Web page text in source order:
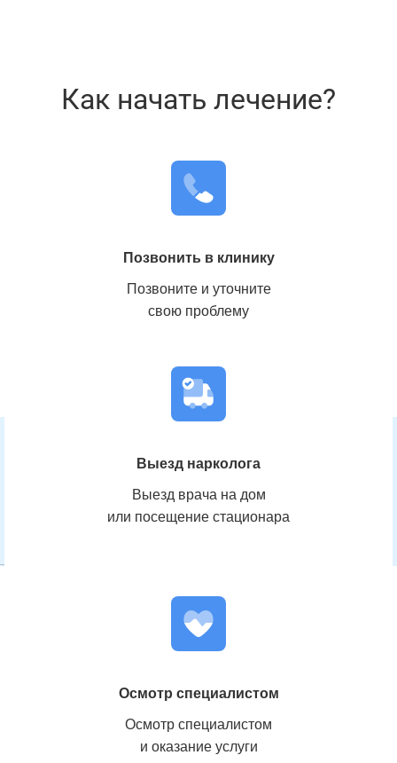
Стационарное лечение
Консультации для родственников
Как начать лечение?
Позвонить в клинику
Позвоните и уточните
свою проблему
Выезд нарколога
Выезд врача на дом
или посещение стационара
Осмотр специалистом
Осмотр специалистом
и оказание услуги